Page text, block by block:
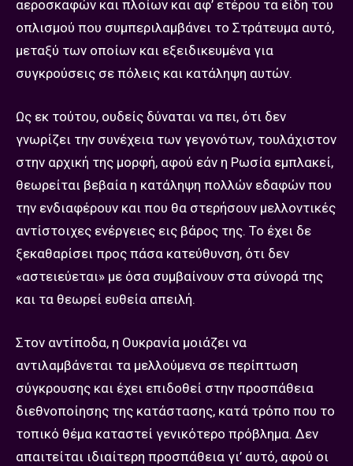
αεροσκαφών και πλοίων και αφ’ ετέρου τα είδη του
οπλισμού που συμπεριλαμβάνει το Στράτευμα αυτό,
μεταξύ των οποίων και εξειδικευμένα για
συγκρούσεις σε πόλεις και κατάληψη αυτών.
Ως εκ τούτου, ουδείς δύναται να πει, ότι δεν
γνωρίζει την συνέχεια των γεγονότων, τουλάχιστον
στην αρχική της μορφή, αφού εάν η Ρωσία εμπλακεί,
θεωρείται βεβαία η κατάληψη πολλών εδαφών που
την ενδιαφέρουν και που θα στερήσουν μελλοντικές
αντίστοιχες ενέργειες εις βάρος της. Το έχει δε
ξεκαθαρίσει προς πάσα κατεύθυνση, ότι δεν
«αστειεύεται» με όσα συμβαίνουν στα σύνορά της
και τα θεωρεί ευθεία απειλή.
Στον αντίποδα, η Ουκρανία μοιάζει να
αντιλαμβάνεται τα μελλούμενα σε περίπτωση
σύγκρουσης και έχει επιδοθεί στην προσπάθεια
διεθνοποίησης της κατάστασης, κατά τρόπο που το
τοπικό θέμα καταστεί γενικότερο πρόβλημα. Δεν
απαιτείται ιδιαίτερη προσπάθεια γι’ αυτό, αφού οι